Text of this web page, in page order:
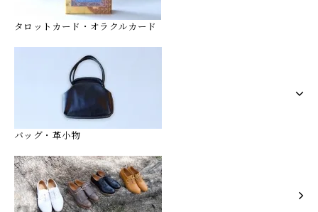
タロットカード・オラクルカード
バッグ・革小物